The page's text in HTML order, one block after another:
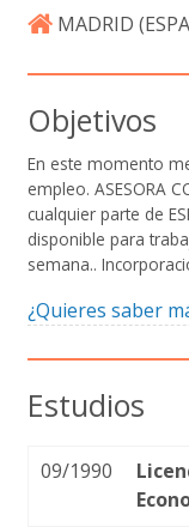
MADRID (
Objetivos
En este momento
empleo. ASESORA
cualquier parte de
disponible para
semana..
¿Quieres saber
Estudios
09/1990